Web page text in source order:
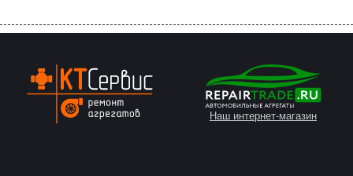
Наш интернет-магазин